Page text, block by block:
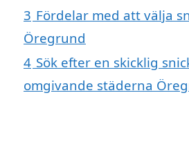
3 Fördelar med att välja
Öregrund
4 Sök efter en skicklig
omgivande städerna